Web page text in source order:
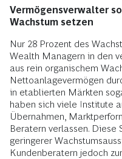
Vermögensverwalter
Wachstum setzen
Nur 28 Prozent des
Wealth Managern in den
aus rein organischem
Nettoanlagevermögen
in etablierten Märkten
haben sich viele Institute
Übernahmen,
Beratern verlassen. Diese
geringerer
Kundenberatern jedoch